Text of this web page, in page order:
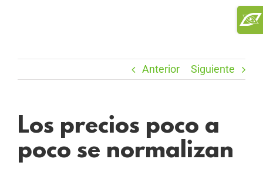
Anterior Siguiente
Los precios poco a
poco se normalizan
Area